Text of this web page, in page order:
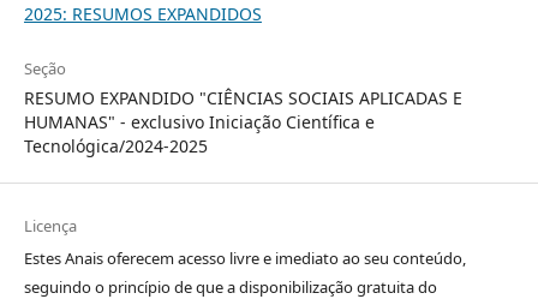
2025: RESUMOS EXPANDIDOS
Seção
RESUMO EXPANDIDO "CIÊNCIAS SOCIAIS APLICADAS E
HUMANAS" - exclusivo Iniciação Científica e
Tecnológica/2024-2025
Licença
Estes Anais oferecem acesso livre e imediato ao seu conteúdo,
seguindo o princípio de que a disponibilização gratuita do